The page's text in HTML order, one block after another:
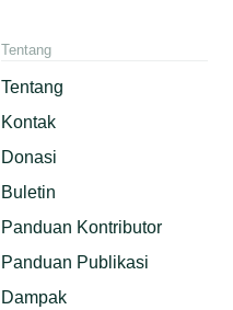
Tentang
Tentang
Kontak
Donasi
Buletin
Panduan Kontributor
Panduan Publikasi
Dampak